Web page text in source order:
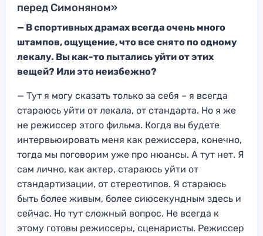
перед Симоняном»
— В спортивных драмах всегда очень много
штампов,ощущение, что все снято по одному
лекалу. Вы как-то пытались уйти от этих
вещей? Или это неизбежно?
— Тут я могу сказать только за себя – я всегда
стараюсь уйти от лекала, от стандарта. Но я же
не режиссер этого фильма. Когда вы будете
интервьюировать меня как режиссера, конечно,
тогда мы поговорим уже про нюансы. А тут нет. Я
сам лично, как актер, стараюсь уйти от
стандартизации, от стереотипов. Я стараюсь
быть более живым, более сиюсекундным здесь и
сейчас. Но тут сложный вопрос. Не всегда к
этому готовы режиссеры, сценаристы. Режиссер